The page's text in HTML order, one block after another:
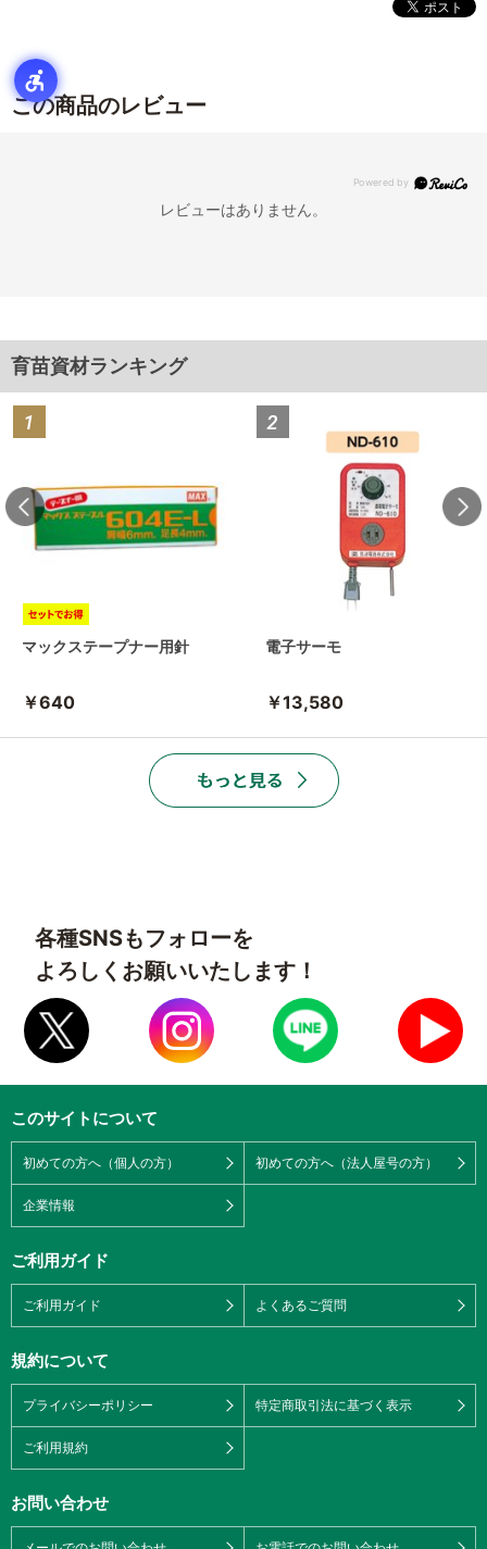
この商品のレビュー
レビューはありません。
育苗資材ランキング
マックステープナー用針
￥640
電子サーモ
￥13,580
各種SNSもフォローを
よろしくお願いいたします！
このサイトについて
初めての方へ（個人の方） 初めての方へ（法人屋号の方）
企業情報
ご利用ガイド
ご利用ガイド よくあるご質問
規約について
プライバシーポリシー 特定商取引法に基づく表示
ご利用規約
お問い合わせ